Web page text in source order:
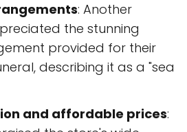
: Another
the stunning
provided for their
describing it as a "sea
and affordable prices: